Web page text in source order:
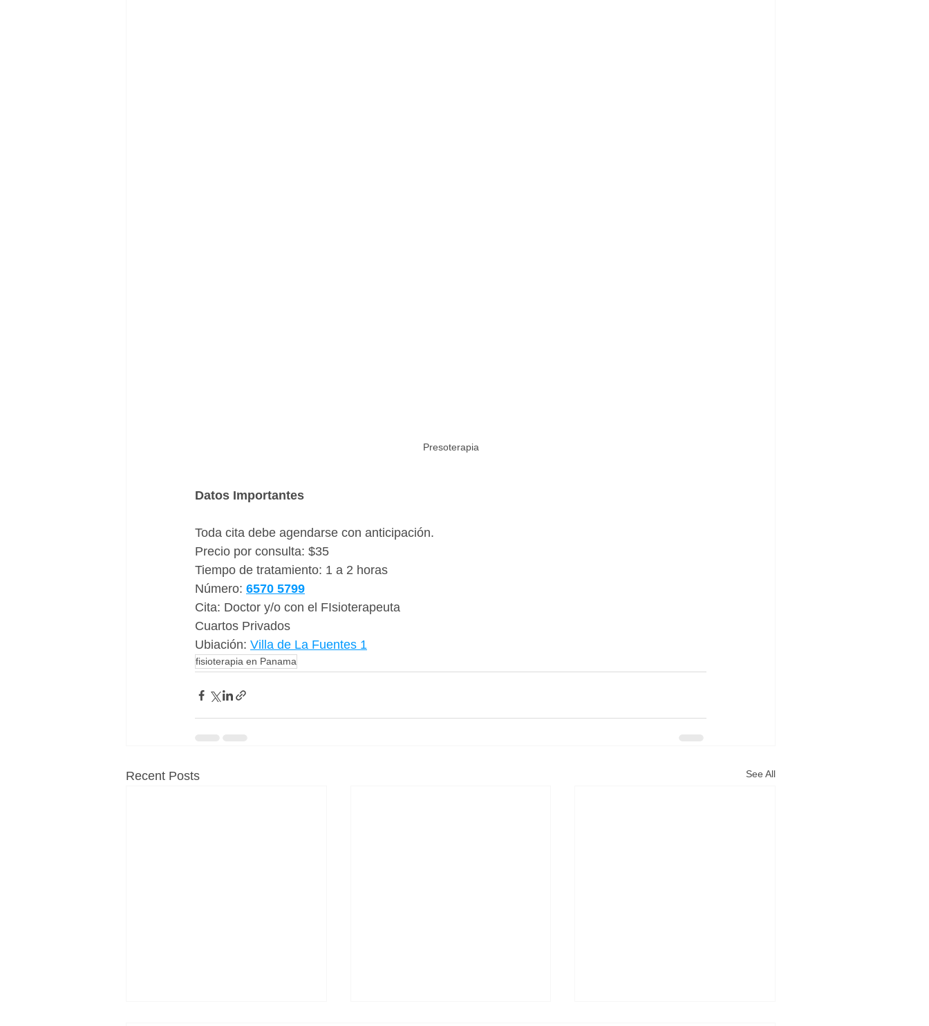
Presoterapia
Datos Importantes
Toda cita debe agendarse con anticipación.
Precio por consulta: $35
Tiempo de tratamiento: 1 a 2 horas
Número: 6570 5799
Cita: Doctor y/o con el FIsioterapeuta
Cuartos Privados
Ubiación: Villa de La Fuentes 1
fisioterapia en Panama
Recent Posts See All